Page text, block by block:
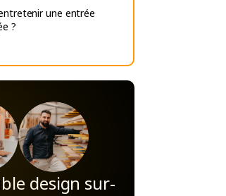
une entrée
?
design sur-